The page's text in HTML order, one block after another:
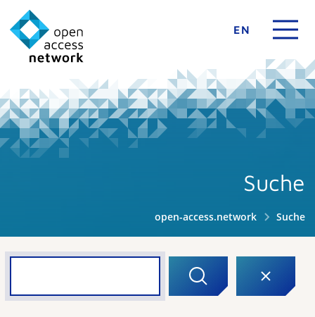
EN
Suche
open-access.network Suche